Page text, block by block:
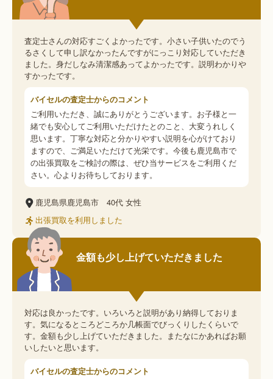
査定士さんの対応すごくよかったです。小さい子供いたのでう
るさくして申し訳なかったんですがにっこり対応していただき
ました。身だしなみ清潔感あってよかったです。説明わかりや
すかったです。
バイセルの査定士からのコメント
ご利用いただき、誠にありがとうございます。お子様と一
緒でも安心してご利用いただけたとのこと、大変うれしく
思います。丁寧な対応と分かりやすい説明を心がけており
ますので、ご満足いただけて光栄です。今後も鹿児島市で
の出張買取をご検討の際は、ぜひ当サービスをご利用くだ
さい。心よりお待ちしております。
鹿児島県鹿児島市 40代 女性
出張買取を利用しました
金額も少し上げていただきました
対応は良かったです。いろいろと説明があり納得しておりま
す。気になるところどころか几帳面でびっくりしたくらいで
す。金額も少し上げていただきました。またなにかあればお願
いしたいと思います。
バイセルの査定士からのコメント